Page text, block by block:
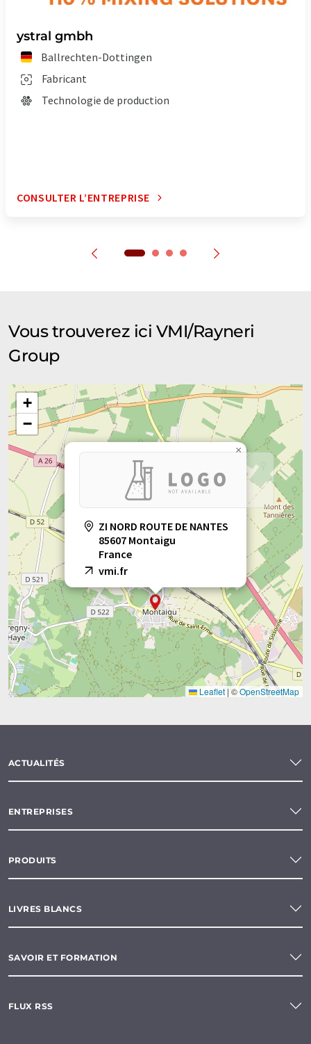
ystral gmbh
Ballrechten-Dottingen
Fabricant
Technologie de production
CONSULTER L’ENTREPRISE
Vous trouverez ici VMI/Rayneri
Group
ZI NORD ROUTE DE NANTES
85607 Montaigu
France
vmi.fr
×
+
−
Leaflet | ©OpenStreetMap
ACTUALITÉS
ENTREPRISES
PRODUITS
LIVRES BLANCS
SAVOIR ET FORMATION
FLUX RSS